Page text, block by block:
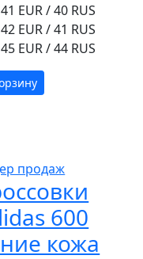
41 EUR / 40 RUS
42 EUR / 41 RUS
45 EUR / 44 RUS
продаж
600
кожа